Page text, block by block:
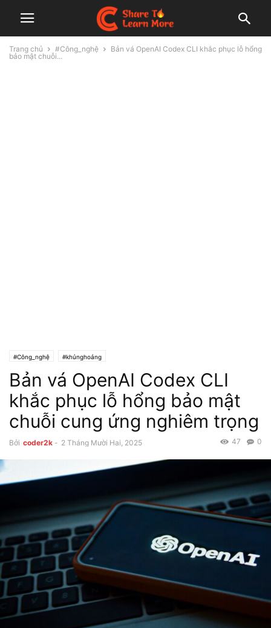
Trang chủ #Công_nghệ
Bản vá OpenAI Codex CLI khắc phục lỗ hổng
bảo mật chuỗi...
#Công_nghệ #khủnghoảng
Bản vá OpenAI Codex CLI
khắc phục lỗ hổng bảo mật
chuỗi cung ứng nghiêm trọng
Bởi coder2k - 2 Tháng Mười Hai, 2025 0
47